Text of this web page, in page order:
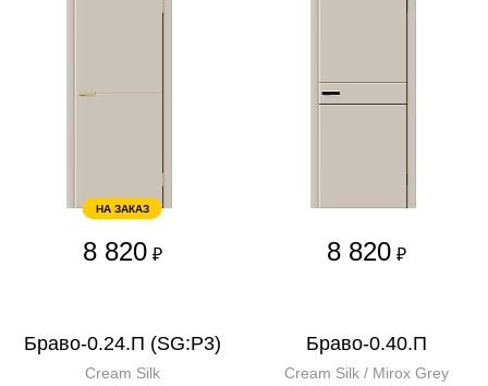
НА ЗАКАЗ
8 820 ₽ 8 820 ₽
Браво-0.24.П (SG:P3)
Cream Silk
Браво-0.40.П
Cream Silk / Mirox Grey